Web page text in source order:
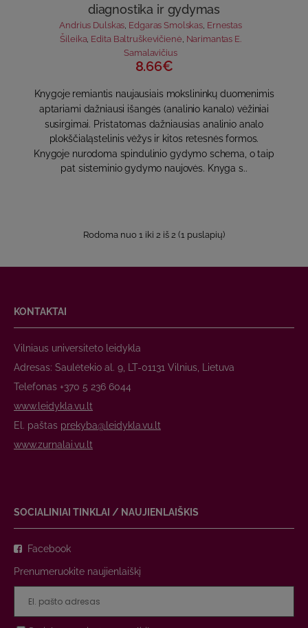
diagnostika ir gydymas
Andrius Dulskas, Edgaras Smolskas, Ernestas
Šileika, Edita Baltruškevičienė, Narimantas E.
Samalavičius
8.66€
Knygoje remiantis naujausiais mokslininkų duomenimis
aptariami dažniausi išangės (analinio kanalo) vėžiniai
susirgimai. Pristatomas dažniausias analinio analo
plokščialąstelinis vėžys ir kitos retesnės formos.
Knygoje nurodoma spindulinio gydymo schema, o taip
pat sisteminio gydymo naujovės. Knyga s..
Rodoma nuo 1 iki 2 iš 2 (1 puslapių)
KONTAKTAI
Vilniaus universiteto leidykla
Adresas: Saulėtekio al. 9, LT-01131 Vilnius, Lietuva
Telefonas +370 5 236 6044
www.leidykla.vu.lt
El. paštas prekyba@leidykla.vu.lt
www.zurnalai.vu.lt
SOCIALINIAI TINKLAI / NAUJIENLAIŠKIS
Facebook
Prenumeruokite naujienlaiškį